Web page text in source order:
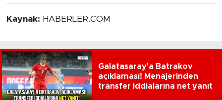
Kaynak: HABERLER.COM
Galatasaray'a Batrakov
açıklaması! Menajerinden
transfer iddialarına net yanıt